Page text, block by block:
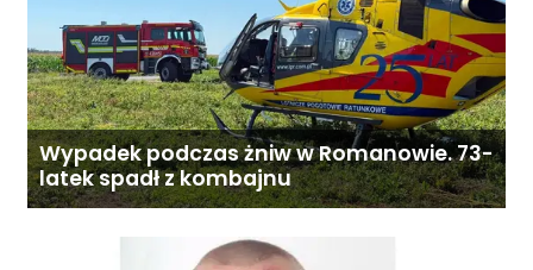
Wypadek podczas żniw w Romanowie. 73-
latek spadł z kombajnu